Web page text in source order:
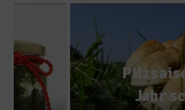
News
Pilzsaison hat
Jahr schon